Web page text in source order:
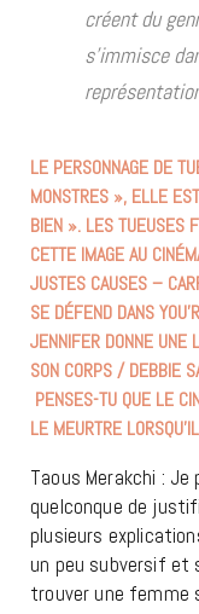
créent du
s’immisce
LE PERSONNAGE DE
MONSTRES », ELLE
BIEN ». LES TUEUSES
CETTE IMAGE AU
JUSTES CAUSES –
SE DÉFEND DANS
JENNIFER DONNE UNE
SON CORPS / DEBBIE
PENSES-TU QUE LE
LE MEURTRE
Taous Merakchi :
quelconque de
plusieurs
un peu subversif et
trouver une femme